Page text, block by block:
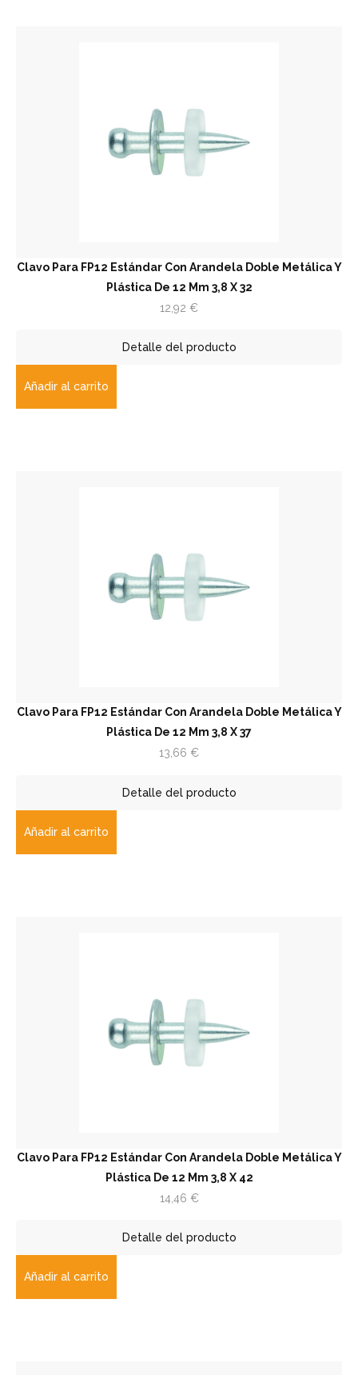
Clavo Para FP12 Estándar Con Arandela Doble Metálica Y
Plástica De 12 Mm 3,8 X 32
12,92 €
Detalle del producto
Añadir al carrito
Clavo Para FP12 Estándar Con Arandela Doble Metálica Y
Plástica De 12 Mm 3,8 X 37
13,66 €
Detalle del producto
Añadir al carrito
Clavo Para FP12 Estándar Con Arandela Doble Metálica Y
Plástica De 12 Mm 3,8 X 42
14,46 €
Detalle del producto
Añadir al carrito